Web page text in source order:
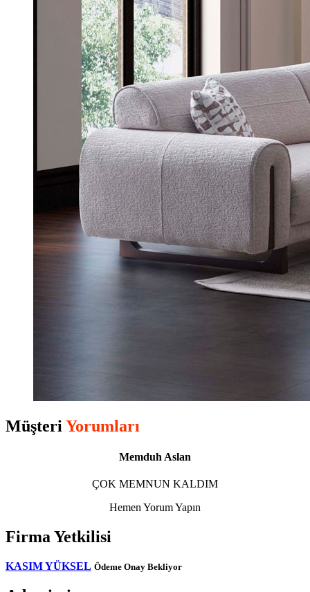
MüşteriYorumları
Memduh Aslan
ÇOK MEMNUN KALDIM
Hemen Yorum Yapın
Firma Yetkilisi
KASIM YÜKSEL Ödeme Onay Bekliyor